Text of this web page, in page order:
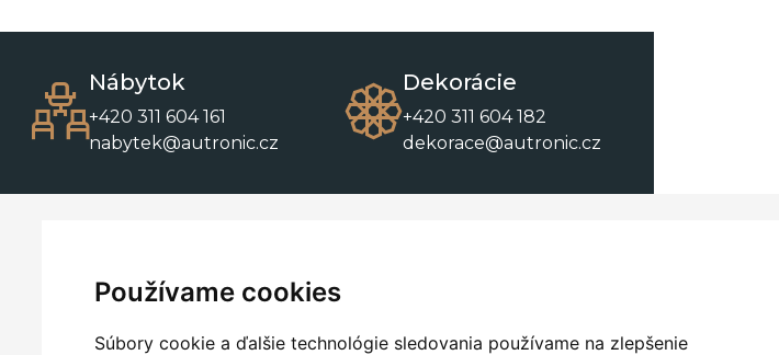
Používame cookies
Súbory cookie a ďalšie technológie sledovania používame na zlepšenie
Nábytok
+420 311 604 161
nabytek@autronic.cz
Dekorácie
+420 311 604 182
dekorace@autronic.cz
Kontakty